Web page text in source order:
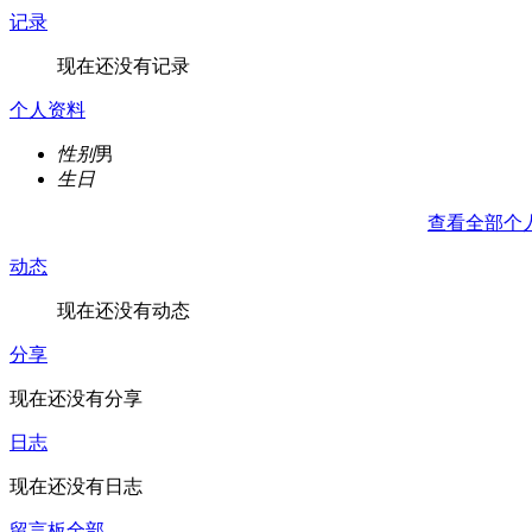
记录
现在还没有记录
个人资料
性别男
生日
查看全部个
动态
现在还没有动态
分享
现在还没有分享
日志
现在还没有日志